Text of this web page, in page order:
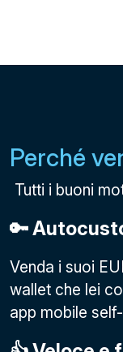
Perché
Tutti i buoni
🔑
Venda i suoi
wallet che lei
app mobile